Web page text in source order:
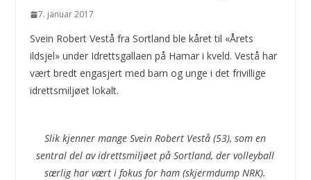
7. januar 2017
Svein Robert Vestå fra Sortland ble kåret til «Årets
ildsjel» under Idrettsgallaen på Hamar i kveld. Vestå har
vært bredt engasjert med barn og unge i det frivillige
idrettsmiljøet lokalt.
Slik kjenner mange Svein Robert Vestå (53), som en
sentral del av idrettsmiljøet på Sortland, der volleyball
særlig har vært i fokus for ham (skjermdump NRK).